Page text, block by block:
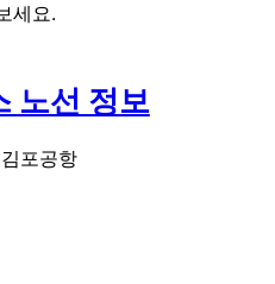
세요.
노선 정보
김포공항